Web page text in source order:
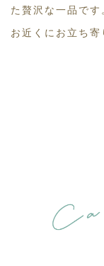
た贅沢な一品です
お近くにお立ち寄